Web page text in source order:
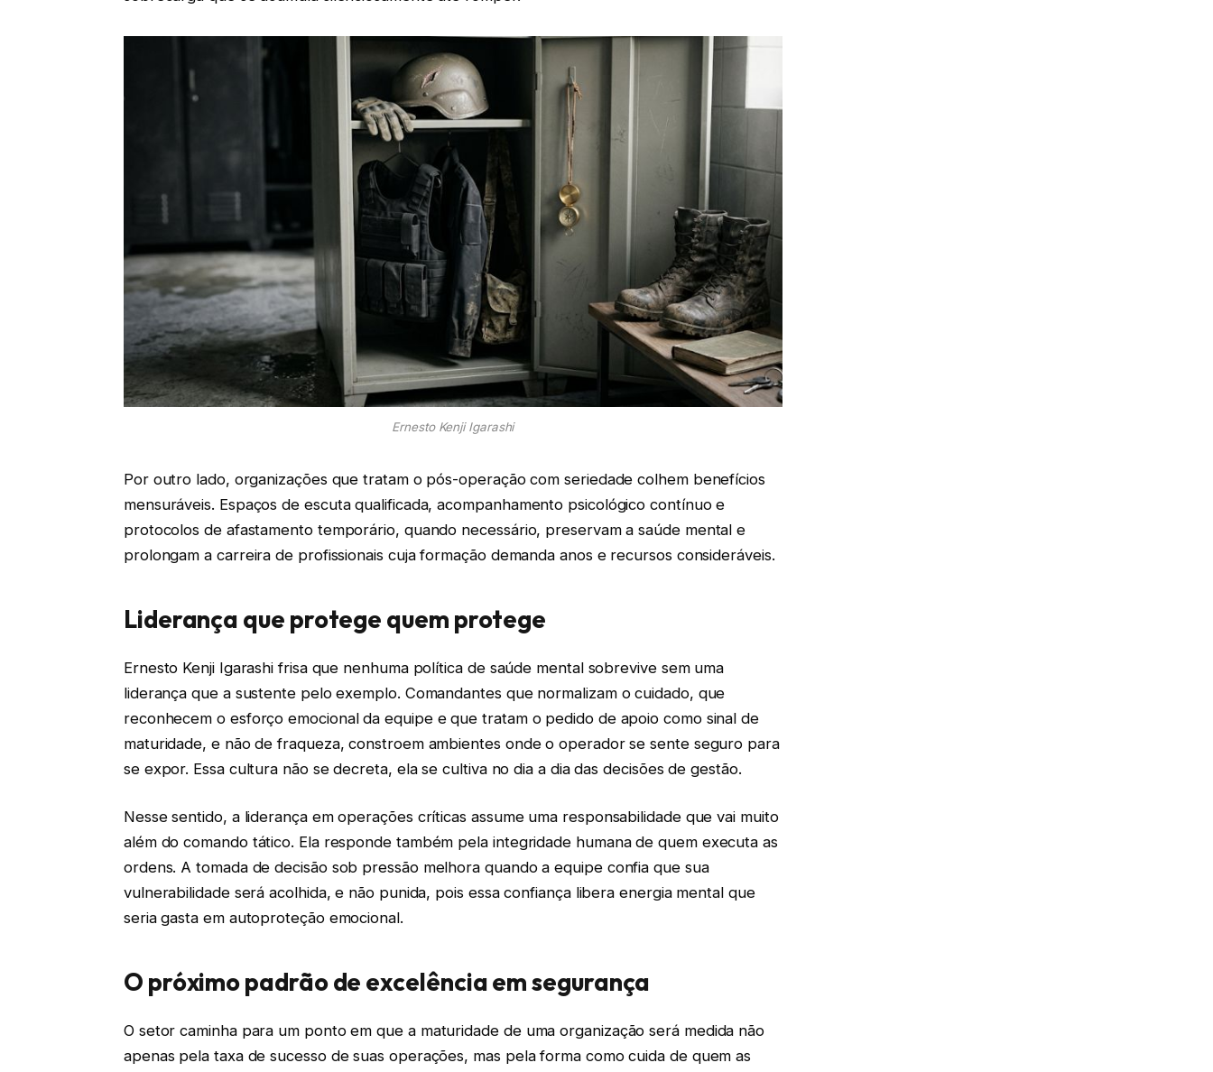
Ernesto Kenji Igarashi
Por outro lado, organizações que tratam o pós-operação com seriedade colhem benefícios
mensuráveis. Espaços de escuta qualificada, acompanhamento psicológico contínuo e
protocolos de afastamento temporário, quando necessário, preservam a saúde mental e
prolongam a carreira de profissionais cuja formação demanda anos e recursos consideráveis.
Liderança que protege quem protege
Ernesto Kenji Igarashi frisa que nenhuma política de saúde mental sobrevive sem uma
liderança que a sustente pelo exemplo. Comandantes que normalizam o cuidado, que
reconhecem o esforço emocional da equipe e que tratam o pedido de apoio como sinal de
maturidade, e não de fraqueza, constroem ambientes onde o operador se sente seguro para
se expor. Essa cultura não se decreta, ela se cultiva no dia a dia das decisões de gestão.
Nesse sentido, a liderança em operações críticas assume uma responsabilidade que vai muito
além do comando tático. Ela responde também pela integridade humana de quem executa as
ordens. A tomada de decisão sob pressão melhora quando a equipe confia que sua
vulnerabilidade será acolhida, e não punida, pois essa confiança libera energia mental que
seria gasta em autoproteção emocional.
O próximo padrão de excelência em segurança
O setor caminha para um ponto em que a maturidade de uma organização será medida não
apenas pela taxa de sucesso de suas operações, mas pela forma como cuida de quem as